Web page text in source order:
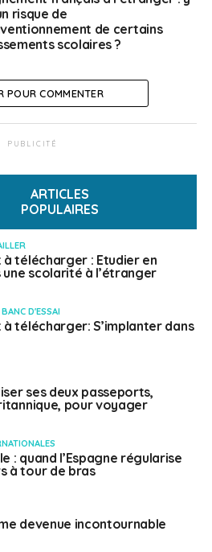
de l’Italie !
« FDE Ensemble »,
risque de
de certains
scolaires ?
POUR COMMENTER
PUBLICITÉ
ARTICLES
POPULAIRES
télécharger : Etudier en
scolarité à l’étranger
D'ESSAI
télécharger: S’implanter dans
ses deux passeports,
pour voyager
: quand l’Espagne régularise
à tour de bras
devenue incontournable